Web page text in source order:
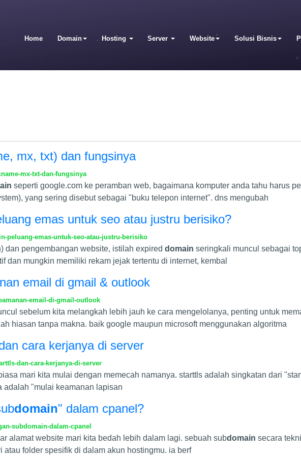
Home Domain Hosting Server Website Solusi Bisnis
mx, txt) dan fungsinya
mx-txt-dan-fungsinya
seperti google.com ke peramban web, bagaimana komputer anda tahu harus
yang sering disebut sebagai "buku telepon internet". dns mengubah
emas untuk seo atau justru berisiko?
peluang-emas-untuk-seo-atau-justru-berisiko
dan pengembangan website, istilah expired domain seringkali muncul sebagai
dan mungkin memiliki rekam jejak tertentu di internet, kembal
email di gmail & outlook
email-di-gmail-outlook
sebelum kita melangkah lebih jauh ke cara mengelolanya, penting untuk
hiasan tanpa makna. baik google maupun microsoft menggunakan algoritma
cara kerjanya di server
dan-cara-kerjanya-di-server
mari kita mulai dengan memecah namanya. starttls adalah singkatan dari
adalah "mulai keamanan lapisan
domain" dalam cpanel?
subdomain-dalam-cpanel
alamat website mari kita bedah lebih dalam lagi. sebuah subdomain secara
folder spesifik di dalam akun hostingmu. ia berf